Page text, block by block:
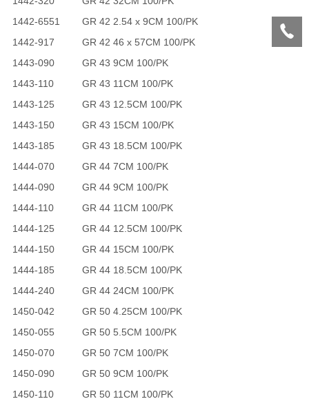
1442-6551
GR 42 2.54 x 9CM 100/PK
1442-917
GR 42 46 x 57CM 100/PK
1443-090
GR 43 9CM 100/PK
1443-110
GR 43 11CM 100/PK
1443-125
GR 43 12.5CM 100/PK
1443-150
GR 43 15CM 100/PK
1443-185
GR 43 18.5CM 100/PK
1444-070
GR 44 7CM 100/PK
1444-090
GR 44 9CM 100/PK
1444-110
GR 44 11CM 100/PK
1444-125
GR 44 12.5CM 100/PK
1444-150
GR 44 15CM 100/PK
1444-185
GR 44 18.5CM 100/PK
1444-240
GR 44 24CM 100/PK
1450-042
GR 50 4.25CM 100/PK
1450-055
GR 50 5.5CM 100/PK
1450-070
GR 50 7CM 100/PK
1450-090
GR 50 9CM 100/PK
1450-110
GR 50 11CM 100/PK